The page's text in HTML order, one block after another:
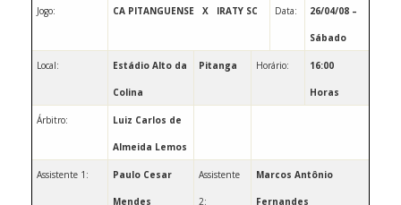
Jogo: CA PITANGUENSE X IRATY SC Data: 26/04/08 –
Sábado
Local: Estádio Alto da
Colina
Pitanga Horário: 16:00
Horas
Árbitro: Luiz Carlos de
Almeida Lemos
Assistente 1: Paulo Cesar
Mendes
Assistente
2:
Marcos Antônio
Fernandes